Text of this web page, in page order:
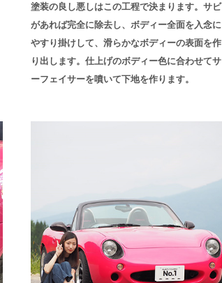
塗装の良し悪しはこの工程で決まります。サビ
があれば完全に除去し、ボディー全面を入念に
やすり掛けして、滑らかなボディーの表面を作
り出します。仕上げのボディー色に合わせてサ
ーフェイサーを噴いて下地を作ります。